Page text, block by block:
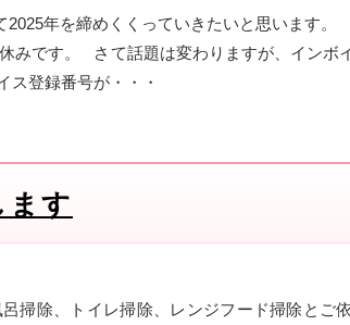
年を締めくくっていきたいと思います
みです。 さて話題は変わりますが、インボ
ス登録番号が・・・
ます
掃除、トイレ掃除、レンジフード掃除とご